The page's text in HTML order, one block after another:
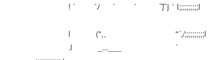
!｀￣￣´ﾉ ｀￣￣´ 丁j｀l;;;;;;;;;;l
l (",、 ''´,/;;;;;;;;;;l
.l _...___ `